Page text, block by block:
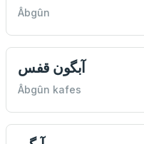
Âbgûn
آبگون قفس
Âbgûn kafes